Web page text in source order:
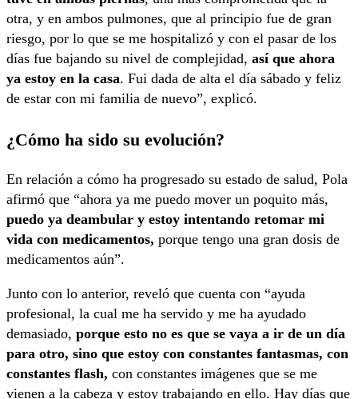
otra, y en ambos pulmones, que al principio fue de gran
riesgo, por lo que se me hospitalizó y con el pasar de los
días fue bajando su nivel de complejidad, así que ahora
ya estoy en la casa. Fui dada de alta el día sábado y feliz
de estar con mi familia de nuevo”, explicó.
¿Cómo ha sido su evolución?
En relación a cómo ha progresado su estado de salud, Pola
afirmó que “ahora ya me puedo mover un poquito más,
puedo ya deambular y estoy intentando retomar mi
vida con medicamentos, porque tengo una gran dosis de
medicamentos aún”.
Junto con lo anterior, reveló que cuenta con “ayuda
profesional, la cual me ha servido y me ha ayudado
demasiado, porque esto no es que se vaya a ir de un día
para otro, sino que estoy con constantes fantasmas, con
constantes flash, con constantes imágenes que se me
vienen a la cabeza y estoy trabajando en ello. Hay días que